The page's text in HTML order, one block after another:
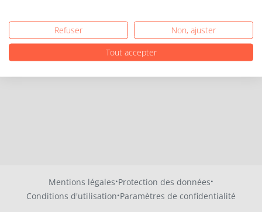
Mentions légales·Protection des données·
Conditions d'utilisation·Paramètres de confidentialité
Refuser
Non, ajuster
Tout accepter